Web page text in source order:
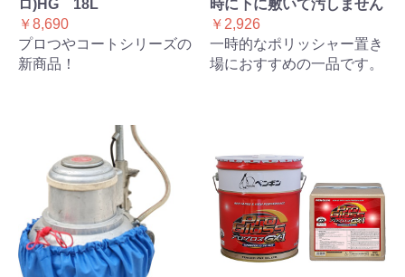
ロ)HG 18L
￥8,690
プロつやコートシリーズの
新商品！
時に下に敷いて汚しません
￥2,926
一時的なポリッシャー置き
場におすすめの一品です。